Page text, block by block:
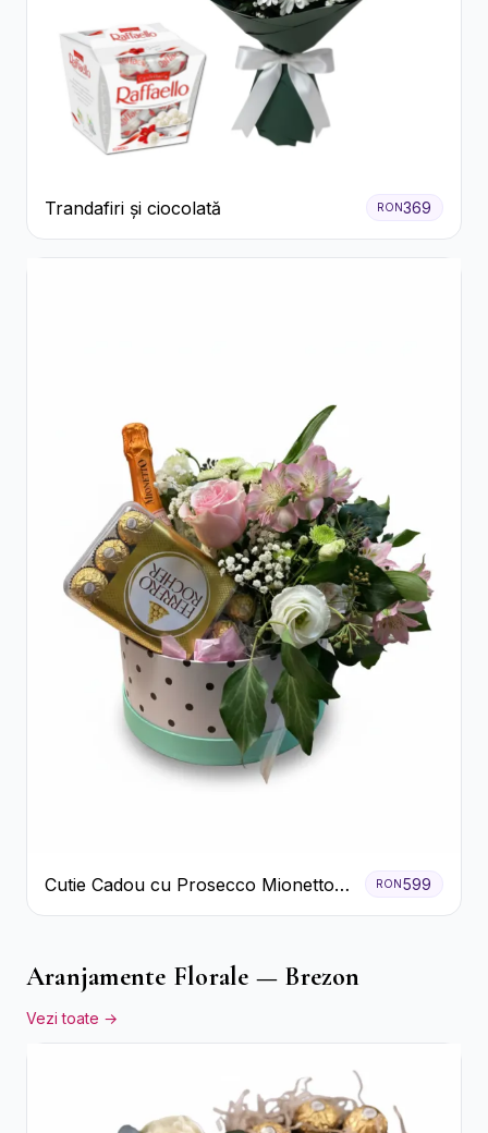
Trandafiri și ciocolată RON369
Cutie Cadou cu Prosecco Mionetto
Ferrero Rocher și Flori Pastelate
RON 599
Aranjamente Florale — Brezon
Vezi toate →